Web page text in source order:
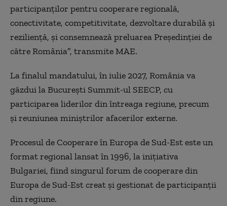
participanţilor pentru cooperare regională,
conectivitate, competitivitate, dezvoltare durabilă şi
rezilienţă, şi consemnează preluarea Preşedinţiei de
către România”, transmite MAE.
La finalul mandatului, în iulie 2027, România va
găzdui la Bucureşti Summit-ul SEECP, cu
participarea liderilor din întreaga regiune, precum
şi reuniunea miniştrilor afacerilor externe.
Procesul de Cooperare în Europa de Sud-Est este un
format regional lansat în 1996, la iniţiativa
Bulgariei, fiind singurul forum de cooperare din
Europa de Sud-Est creat şi gestionat de participanţii
din regiune.